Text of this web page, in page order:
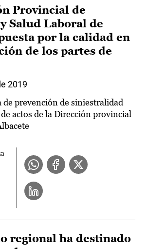
Provincial de
Salud Laboral de
por la calidad en
de los partes de
2019
de prevención de siniestralidad
actos de la Dirección provincial
regional ha destinado